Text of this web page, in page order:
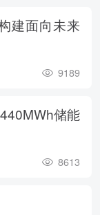
建面向未来
9189
储能
8613